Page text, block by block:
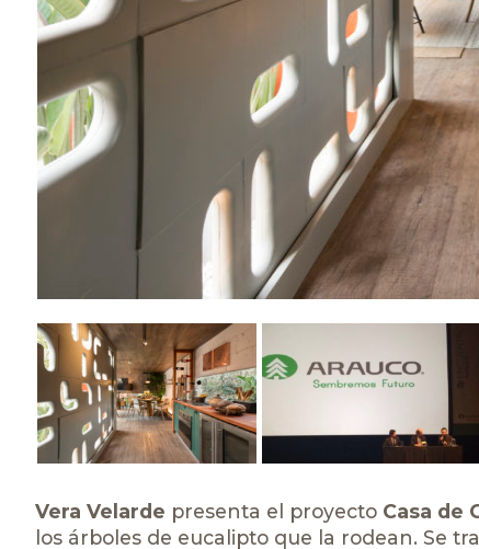
Vera Velarde presenta el proyecto Casa de
los árboles de eucalipto que la rodean. Se